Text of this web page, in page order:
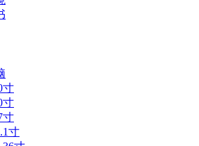
寸
寸
寸
寸